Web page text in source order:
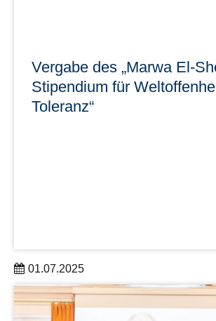
Vergabe des „Marwa El-
Stipendium für
Toleranz“
01.07.2025
Bewerbungen können vom 1. Juli bis
eingereicht werden